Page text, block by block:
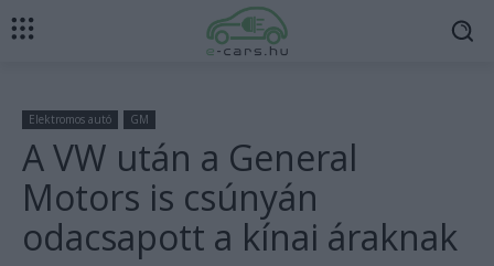
Elektromos autó GM
A VW után a General
Motors is csúnyán
odacsapott a kínai áraknak